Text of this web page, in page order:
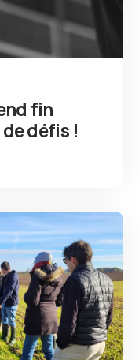
fin
défis !